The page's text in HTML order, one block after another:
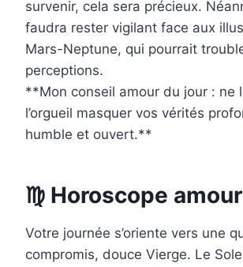
survenir, cela sera précieux.
faudra rester vigilant face aux
Mars-Neptune, qui pourrait
perceptions.
**Mon conseil amour du jour : ne
l’orgueil masquer vos vérités
humble et ouvert.**
♍ Horoscope
Votre journée s’oriente vers une
compromis, douce Vierge. Le